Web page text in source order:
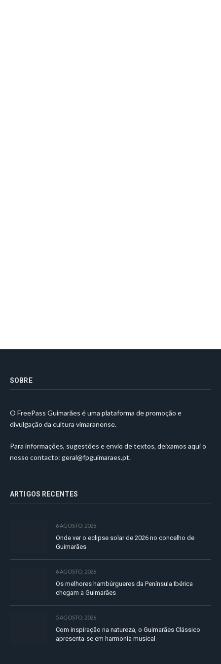
SOBRE
O FreePass Guimarães é uma plataforma de promoção e
divulgação da cultura vimaranense.
Para informações, sugestões e envio de textos, deixamos aqui o
nosso contacto: geral@fpguimaraes.pt.
ARTIGOS RECENTES
6 AGOSTO, 2026
Onde ver o eclipse solar de 2026 no concelho de
Guimarães
6 AGOSTO, 2026
Os melhores hambúrgueres da Península Ibérica
chegam a Guimarães
5 AGOSTO, 2026
Com inspiração na natureza, o Guimarães Clássico
apresenta-se em harmonia musical